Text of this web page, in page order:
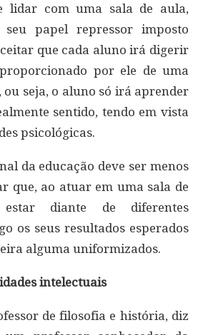
lidar com uma sala de aula,
papel repressor imposto
que cada aluno irá digerir
por ele de uma
seja, o aluno só irá aprender
sentido, tendo em vista
psicológicas.
da educação deve ser menos
que, ao atuar em uma sala de
diante de diferentes
os seus resultados esperados
alguma uniformizados.
intelectuais
de filosofia e história, diz